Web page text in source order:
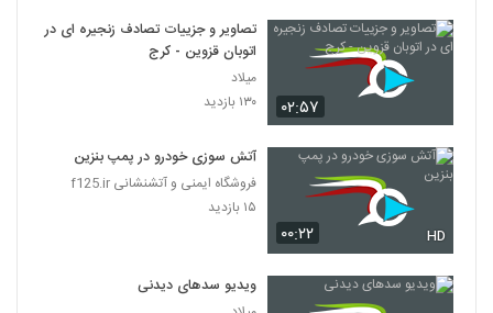
۰۲:۵۷
تصاویر و جزییات تصادف زنجیره ای در
اتوبان قزوین - کرج
میلاد
۱۳۰ بازدید
۰۰:۲۲ HD
آتش سوزی خودرو در پمپ بنزین
فروشگاه ایمنی و آتشنشانی f125.ir
۱۵ بازدید
ویدیو سدهای دیدنی